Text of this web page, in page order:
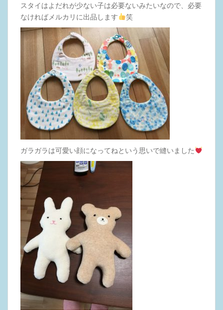
スタイはよだれが少ない子は必要ないみたいなので、必要
なければメルカリに出品します
笑
ガラガラは可愛い顔になってねという思いで縫いました